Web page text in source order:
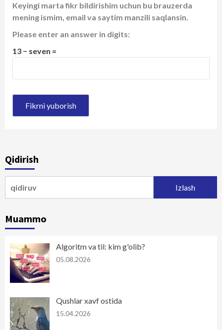
Keyingi marta fikr bildirishim uchun bu brauzerda
mening ismim, email va saytim manzili saqlansin.
Please enter an answer in digits:
13 − seven =
Qidirish
Muammo
Algoritm va til: kim g'olib?
05.08.2026
Qushlar xavf ostida
15.04.2026